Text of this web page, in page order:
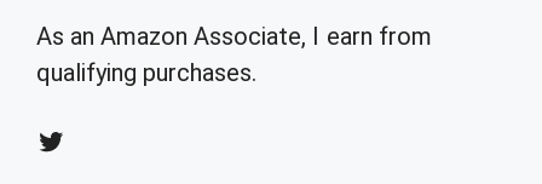
As an Amazon Associate, I earn from
qualifying purchases.
Twitter